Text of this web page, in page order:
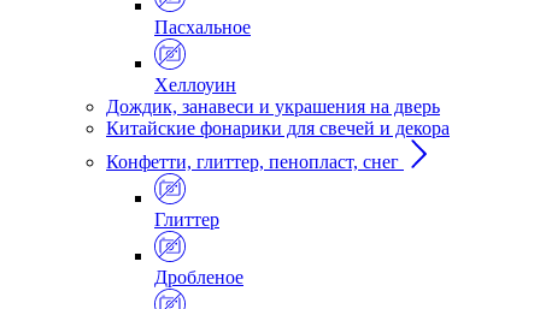
Пасхальное
Хеллоуин
Дождик, занавеси и украшения на дверь
Китайские фонарики для свечей и декора
Конфетти, глиттер, пенопласт, снег
Глиттер
Дробленое